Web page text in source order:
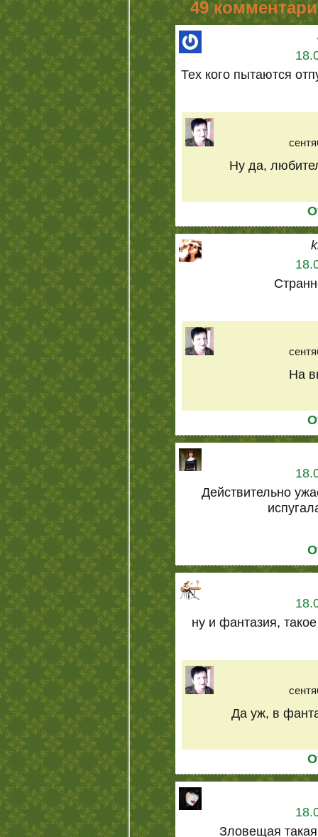
49
Тех кого пытаются
Ну да,
На
Действительно
ну и фантазия,
Да уж, в
Зловещая